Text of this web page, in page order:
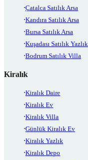
Çatalca Satılık Arsa
Kandıra Satılık Arsa
Bursa Satılık Arsa
Kuşadası Satılık Yazlık
Bodrum Satılık Villa
Kiralık
Kiralık Daire
Kiralık Ev
Kiralık Villa
Günlük Kiralık Ev
Kiralık Yazlık
Kiralık Depo